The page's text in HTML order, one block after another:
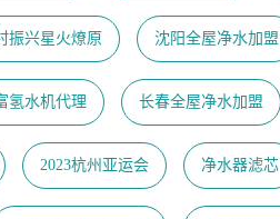
振兴星火燎原 沈阳全屋净水加盟
氢水机代理 长春全屋净水加盟
2023杭州亚运会 净水器滤芯